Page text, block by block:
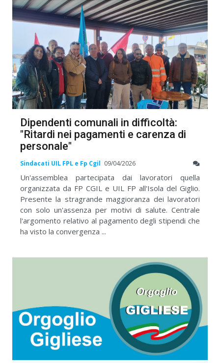
Dipendenti comunali in difficoltà:
"Ritardi nei pagamenti e carenza di
personale"
Sindacati UIL FPL e Fp Cgil 09/04/2026
Un'assemblea partecipata dai lavoratori quella
organizzata da FP CGIL e UIL FP all'Isola del Giglio.
Presente la stragrande maggioranza dei lavoratori
con solo un'assenza per motivi di salute. Centrale
l'argomento relativo al pagamento degli stipendi che
ha visto la convergenza ...